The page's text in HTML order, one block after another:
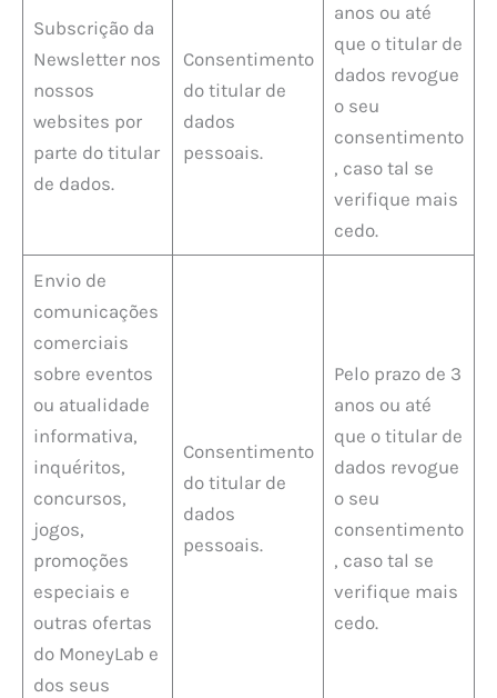
Subscrição da
Newsletter nos
nossos
websites por
parte do titular
de dados.
Consentimento
do titular de
dados
pessoais.
anos ou até
que o titular de
dados revogue
o seu
consentimento
, caso tal se
verifique mais
cedo.
Envio de
comunicações
comerciais
sobre eventos
ou atualidade
informativa,
inquéritos,
concursos,
jogos,
promoções
especiais e
outras ofertas
do MoneyLab e
dos seus
Consentimento
do titular de
dados
pessoais.
Pelo prazo de 3
anos ou até
que o titular de
dados revogue
o seu
consentimento
, caso tal se
verifique mais
cedo.